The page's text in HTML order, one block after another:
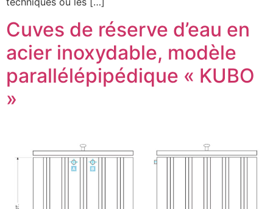
Cuves de réserve d’eau en
acier inoxydable, modèle
parallélépipédique « KUBO
»